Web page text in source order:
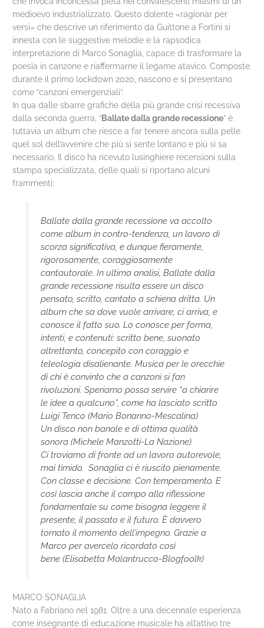
medioevo industrializzato. Questo dolente «ragionar per
versi» che descrive un riferimento da Guittone a Fortini si
innesta con le suggestive melodie e la rapsodica
interpretazione di Marco Sonaglia, capace di trasformare la
poesia in canzone e riaffermarne il legame atavico. Composte
durante il primo lockdown 2020, nascono e si presentano
come “canzoni emergenziali”.
In qua dalle sbarre grafiche della più grande crisi recessiva
dalla seconda guerra, “Ballate dalla grande recessione” è
tuttavia un album che riesce a far tenere ancora sulla pelle
quel sol dell’avvenire che più si sente lontano e più si sa
necessario. Il disco ha ricevuto lusinghiere recensioni sulla
stampa specializzata, delle quali si riportano alcuni
frammenti:
Ballate dalla grande recessione va accolto
come album in contro-tendenza, un lavoro di
scorza significativa, e dunque fieramente,
rigorosamente, coraggiosamente
cantautorale. In ultima analisi, Ballate dalla
grande recessione risulta essere un disco
pensato, scritto, cantato a schiena dritta. Un
album che sa dove vuole arrivare, ci arriva, e
conosce il fatto suo. Lo conosce per forma,
intenti, e contenuti: scritto bene, suonato
altrettanto, concepito con coraggio e
teleologia disalienante. Musica per le orecchie
di chi è convinto che a canzoni si fan
rivoluzioni. Speriamo possa servire “a chiarire
le idee a qualcuno”, come ha lasciato scritto
Luigi Tenco (Mario Bonanno-Mescalina)
Un disco non banale e di ottima qualità
sonora (Michele Manzotti-La Nazione)
Ci troviamo di fronte ad un lavoro autorevole,
mai timido. Sonaglia ci è riuscito pienamente.
Con classe e decisione. Con temperamento. E
così lascia anche il campo alla riflessione
fondamentale su come bisogna leggere il
presente, il passato e il futuro. È davvero
tornato il momento dell’impegno. Grazie a
Marco per avercelo ricordato così
bene(Elisabetta Malantrucco-Blogfoolk)
MARCO SONAGLIA
Nato a Fabriano nel 1981. Oltre a una decennale esperienza
come insegnante di educazione musicale ha all’attivo tre